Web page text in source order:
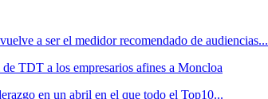
a ser el medidor recomendado de audiencias...
TDT a los empresarios afines a Moncloa
en un abril en el que todo el Top10...